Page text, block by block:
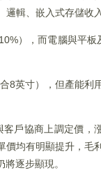
輯、嵌入式存儲收
），而電腦與平
8英寸），但產能利
戶協商上調定價，
均有明顯提升，毛
逐步顯現。